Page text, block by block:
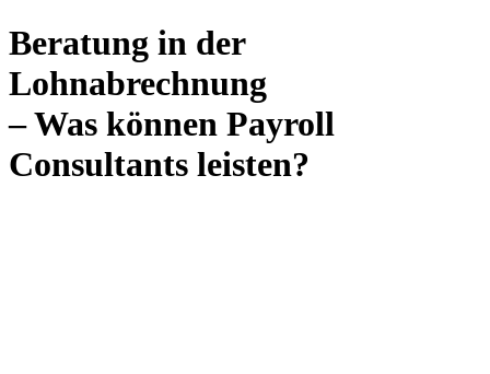
Beratung in der
Lohnabrechnung
– Was können Payroll
Consultants leisten?